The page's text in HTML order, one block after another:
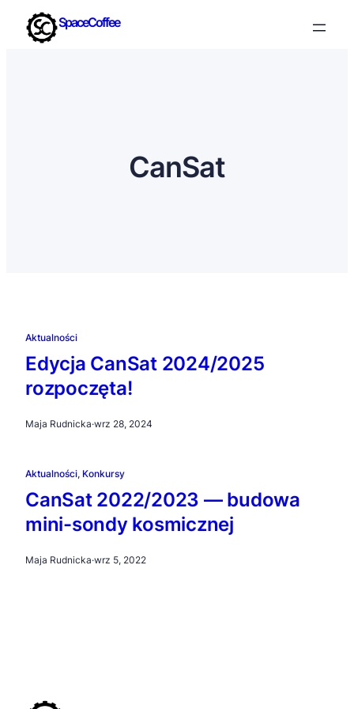
SpaceCoffee
CanSat
Aktualności
Edycja CanSat 2024/2025
rozpoczęta!
Maja Rudnicka·wrz 28, 2024
Aktualności, Konkursy
CanSat 2022/2023 — budowa
mini-sondy kosmicznej
Maja Rudnicka·wrz 5, 2022